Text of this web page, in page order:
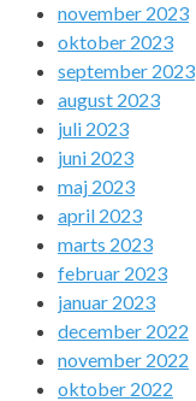
november 2023
oktober 2023
september 2023
august 2023
juli 2023
juni 2023
maj 2023
april 2023
marts 2023
februar 2023
januar 2023
december 2022
november 2022
oktober 2022